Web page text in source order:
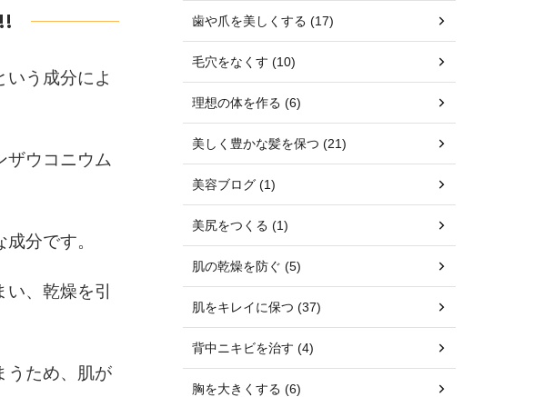
う成分によ
ザウコニウム
分です。
、乾燥を引
うため、肌が
歯や爪を美しくする (17)
毛穴をなくす (10)
理想の体を作る (6)
美しく豊かな髪を保つ (21)
美容ブログ (1)
美尻をつくる (1)
肌の乾燥を防ぐ (5)
肌をキレイに保つ (37)
背中ニキビを治す (4)
胸を大きくする (6)